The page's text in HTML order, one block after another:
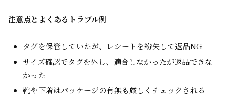
注意点とよくあるトラブル例
タグを保管していたが、レシートを紛失して返品NG
サイズ確認でタグを外し、適合しなかったが返品できな
かった
靴や下着はパッケージの有無も厳しくチェックされる